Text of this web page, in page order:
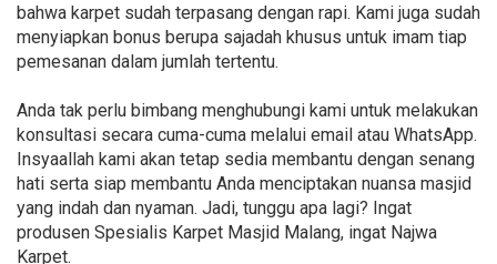
bahwa karpet sudah terpasang dengan rapi. Kami juga sudah
menyiapkan bonus berupa sajadah khusus untuk imam tiap
pemesanan dalam jumlah tertentu.
Anda tak perlu bimbang menghubungi kami untuk melakukan
konsultasi secara cuma-cuma melalui email atau WhatsApp.
Insyaallah kami akan tetap sedia membantu dengan senang
hati serta siap membantu Anda menciptakan nuansa masjid
yang indah dan nyaman. Jadi, tunggu apa lagi? Ingat
produsen Spesialis Karpet Masjid Malang, ingat Najwa
Karpet.